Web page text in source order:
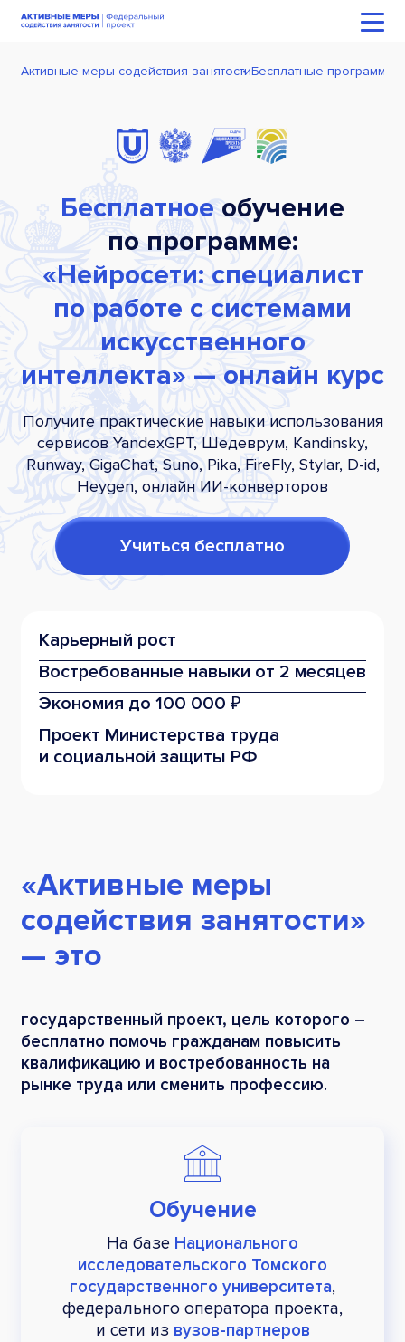
Активные меры содействия занятостиБесплатные программы
Бесплатноеобучение
по программе:
«Нейросети: специалист
по работе с системами
искусственного
интеллекта» — онлайн курс
Получите практические навыки использования
сервисов YandexGPT, Шедеврум, Kandinsky,
Runway, GigaChat, Suno, Pika, FireFly, Stylar, D-id,
Heygen, онлайн ИИ-конверторов
Учиться бесплатно
Карьерный рост
Востребованные навыки от 2 месяцев
Экономия до 100 000 ₽
Проект Министерства труда
и социальной защиты РФ
«Активные меры
содействия занятости»
— это
государственный проект, цель которого –
бесплатно помочь гражданам повысить
квалификацию и востребованность на
рынке труда или сменить профессию.
Обучение
На базе Национального
исследовательского Томского
государственного университета,
федерального оператора проекта,
и сети из вузов-партнеров